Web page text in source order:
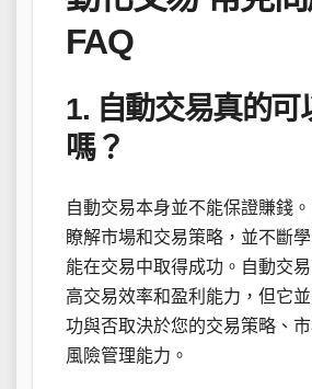
FAQ
1. 自動交易真的可
嗎？
自動交易本身並不能保證賺錢
瞭解市場和交易策略，並不斷
能在交易中取得成功。自動交
高交易效率和盈利能力，但它
功與否取決於您的交易策略、
風險管理能力。